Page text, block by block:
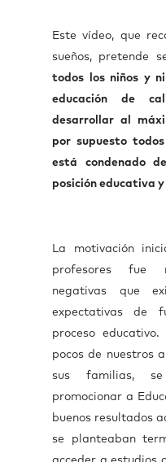
Este vídeo, que
sueños, pretende
todos los niños y
educación de
desarrollar al
por supuesto
está condenado
posición educativa
La motivación
profesores fue
negativas que
expectativas de
proceso
pocos de nuestros
sus familias,
promocionar a
buenos resultados
se planteaban